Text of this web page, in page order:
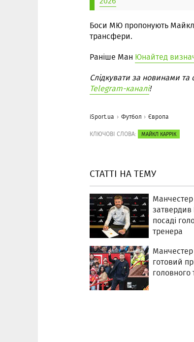
Боси МЮ пропонують
трансфери.
Раніше Ман Юнайтед
Слідкувати за новинами
Telegram-каналі!
iSport.ua Футбол Європа
КЛЮЧОВІ СЛОВА: МАЙКЛ КАРРІК
СТАТТІ НА ТЕМУ
затвердив
посаді
тренера
готовий
головного